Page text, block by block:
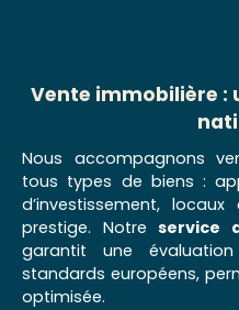
Vente immobilière :
Nous accompagnons
tous types de biens :
d’investissement,
prestige. Notreservice
garantit une
standards européens,
optimisée.